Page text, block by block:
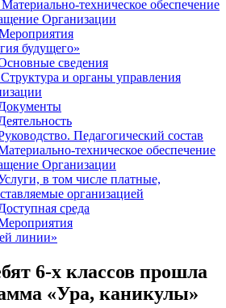
техническое обеспечение
Организации
будущего»
сведения
и органы управления
Педагогический состав
техническое обеспечение
Организации
в том числе платные,
организацией
среда
линии»
6-х классов прошла
«Ура, каникулы»